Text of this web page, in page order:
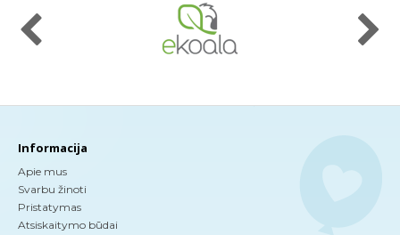
Informacija
Apie mus
Svarbu žinoti
Pristatymas
Atsiskaitymo būdai